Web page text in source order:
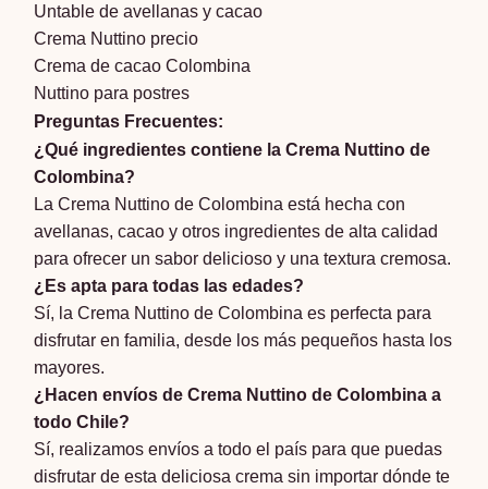
Untable de avellanas y cacao
Crema Nuttino precio
Crema de cacao Colombina
Nuttino para postres
Preguntas Frecuentes:
¿Qué ingredientes contiene la Crema Nuttino de
Colombina?
La Crema Nuttino de Colombina está hecha con
avellanas, cacao y otros ingredientes de alta calidad
para ofrecer un sabor delicioso y una textura cremosa.
¿Es apta para todas las edades?
Sí, la Crema Nuttino de Colombina es perfecta para
disfrutar en familia, desde los más pequeños hasta los
mayores.
¿Hacen envíos de Crema Nuttino de Colombina a
todo Chile?
Sí, realizamos envíos a todo el país para que puedas
disfrutar de esta deliciosa crema sin importar dónde te